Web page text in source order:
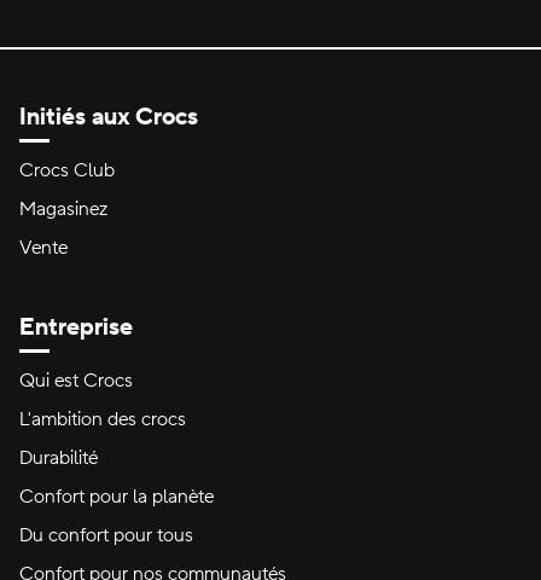
Initiés aux Crocs
Crocs Club
Magasinez
Vente
Entreprise
Qui est Crocs
L'ambition des crocs
Durabilité
Confort pour la planète
Du confort pour tous
Confort pour nos communautés